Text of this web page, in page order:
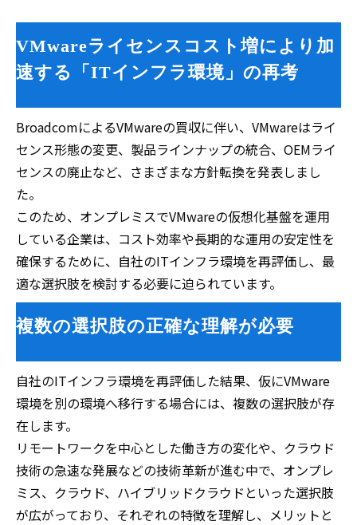
VMwareライセンスコスト増により加
速する「ITインフラ環境」の再考
BroadcomによるVMwareの買収に伴い、VMwareはライ
センス形態の変更、製品ラインナップの統合、OEMライ
センスの廃止など、さまざまな方針転換を発表しまし
た。
このため、オンプレミスでVMwareの仮想化基盤を運用
している企業は、コスト効率や長期的な運用の安定性を
確保するために、自社のITインフラ環境を再評価し、最
適な選択肢を検討する必要に迫られています。
複数の選択肢の正確な理解が必要
自社のITインフラ環境を再評価した結果、仮にVMware
環境を別の環境へ移行する場合には、複数の選択肢が存
在します。
リモートワークを中心とした働き方の変化や、クラウド
技術の急速な発展などの技術革新が進む中で、オンプレ
ミス、クラウド、ハイブリッドクラウドといった選択肢
が広がっており、それぞれの特徴を理解し、メリットと